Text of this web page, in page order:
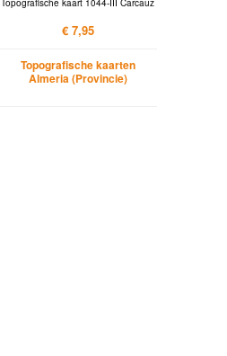
Topografische kaart 1044-III Carcauz
€ 7,95
Topografische kaarten
Almeria (Provincie)